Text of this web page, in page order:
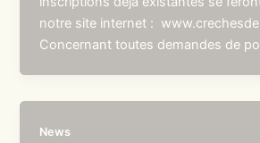
notre site internet :
Concernant toutes demandes de
News